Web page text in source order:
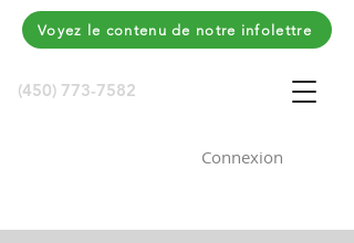
(450) 773-7582
Connexion
Voyez le contenu de notre infolettre